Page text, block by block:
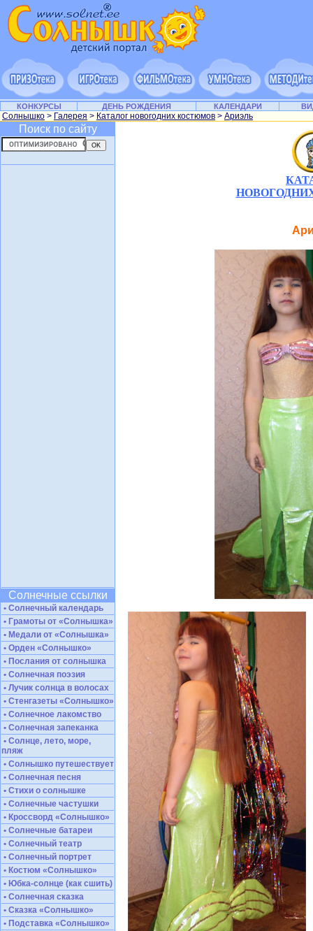
КОНКУРСЫ ДЕНЬ РОЖДЕНИЯ КАЛЕНДАРИ
Солнышко > Галерея > Каталог новогодних костюмов > Ариэль
Поиск по сайту
Солнечные ссылки
• Солнечный календарь
• Грамоты от «Солнышка»
• Медали от «Солнышка»
• Орден «Солнышко»
• Послания от солнышка
• Солнечная поэзия
• Лучик солнца в волосах
• Стенгазеты «Солнышко»
• Солнечное лакомство
• Солнечная запеканка
• Солнце, лето, море,
пляж
• Солнышко путешествует
• Солнечная песня
• Стихи о солнышке
• Солнечные частушки
• Кроссворд «Солнышко»
• Солнечные батареи
• Солнечный театр
• Солнечный портрет
• Костюм «Солнышко»
• Юбка-солнце (как сшить)
• Солнечная сказка
• Сказка «Солнышко»
• Подставка «Солнышко»